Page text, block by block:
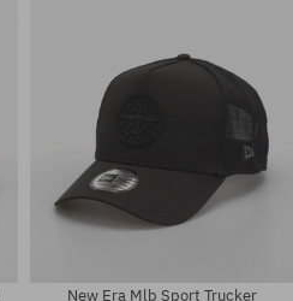
New Era Mlb Sport Trucker